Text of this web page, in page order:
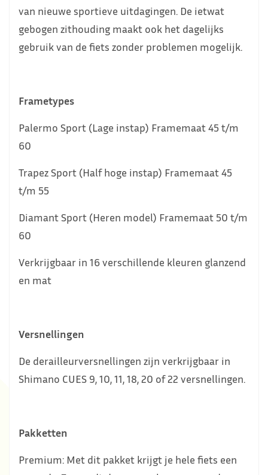
van nieuwe sportieve uitdagingen. De ietwat
gebogen zithouding maakt ook het dagelijks
gebruik van de fiets zonder problemen mogelijk.
Frametypes
Palermo Sport (Lage instap) Framemaat 45 t/m
60
Trapez Sport (Half hoge instap) Framemaat 45
t/m 55
Diamant Sport (Heren model) Framemaat 50 t/m
60
Verkrijgbaar in 16 verschillende kleuren glanzend
en mat
Versnellingen
De derailleurversnellingen zijn verkrijgbaar in
Shimano CUES 9, 10, 11, 18, 20 of 22 versnellingen.
Pakketten
Premium: Met dit pakket krijgt je hele fiets een